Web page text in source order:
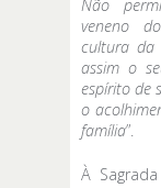
Não
veneno
cultura da
assim o
espírito de
o
família”.
À